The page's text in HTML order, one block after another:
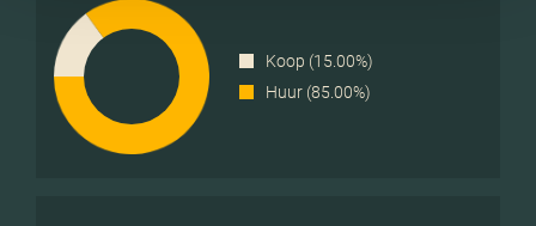
Koop (15.00%)
Huur (85.00%)